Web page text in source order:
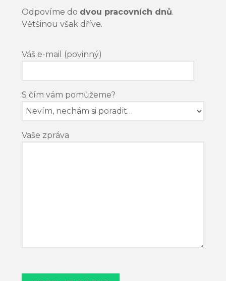
Odpovíme do dvou pracovních dnů.
Většinou však dříve.
Váš e-mail (povinný)
S čím vám pomůžeme?
Vaše zpráva